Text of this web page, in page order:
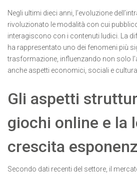
Atlas agosto 23, 2025
Sin
Home -
Negli ultimi dieci anni, l’evoluzione
rivoluzionato le modalità con cui
interagiscono con i contenuti ludici. La
ha rappresentato uno dei fenomeni più
trasformazione, influenzando non solo
anche aspetti economici, sociali e
Gli aspetti
giochi online e la
crescita
Secondo dati recenti del settore, il